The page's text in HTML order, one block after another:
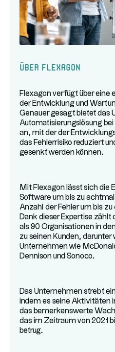
Über Flexagon
Flexagon verfügt über eine
der Entwicklung und
Genauer gesagt bietet das
Automatisierungslösung
an, mit der der
das Fehlerrisiko reduziert
gesenkt werden können.
Mit Flexagon lässt sich die
Software um bis zu
Anzahl der Fehler um bis
Dank dieser Expertise
als 90 Organisationen in
zu seinen Kunden,
Unternehmen wie
Dennison und Sonoco.
Das Unternehmen strebt
indem es seine Aktivitäten
das bemerkenswerte
das im Zeitraum von 2021
betrug.